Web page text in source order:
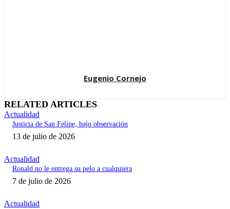
Eugenio Cornejo
RELATED ARTICLES
Actualidad
Justicia de San Felipe, bajo observación
13 de julio de 2026
Actualidad
Ronald no le entrega su pelo a cualquiera
7 de julio de 2026
Actualidad